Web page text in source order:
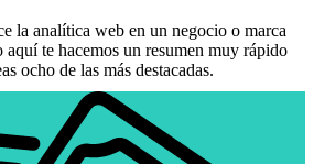
la analítica web en un negocio o marca
aquí te hacemos un resumen muy rápido
ocho de las más destacadas.